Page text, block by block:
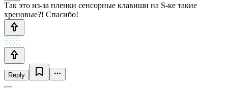
Так это из-за пленки сенсорные клавиши на S-ке такие
хреновые?! Спасибо!
Reply